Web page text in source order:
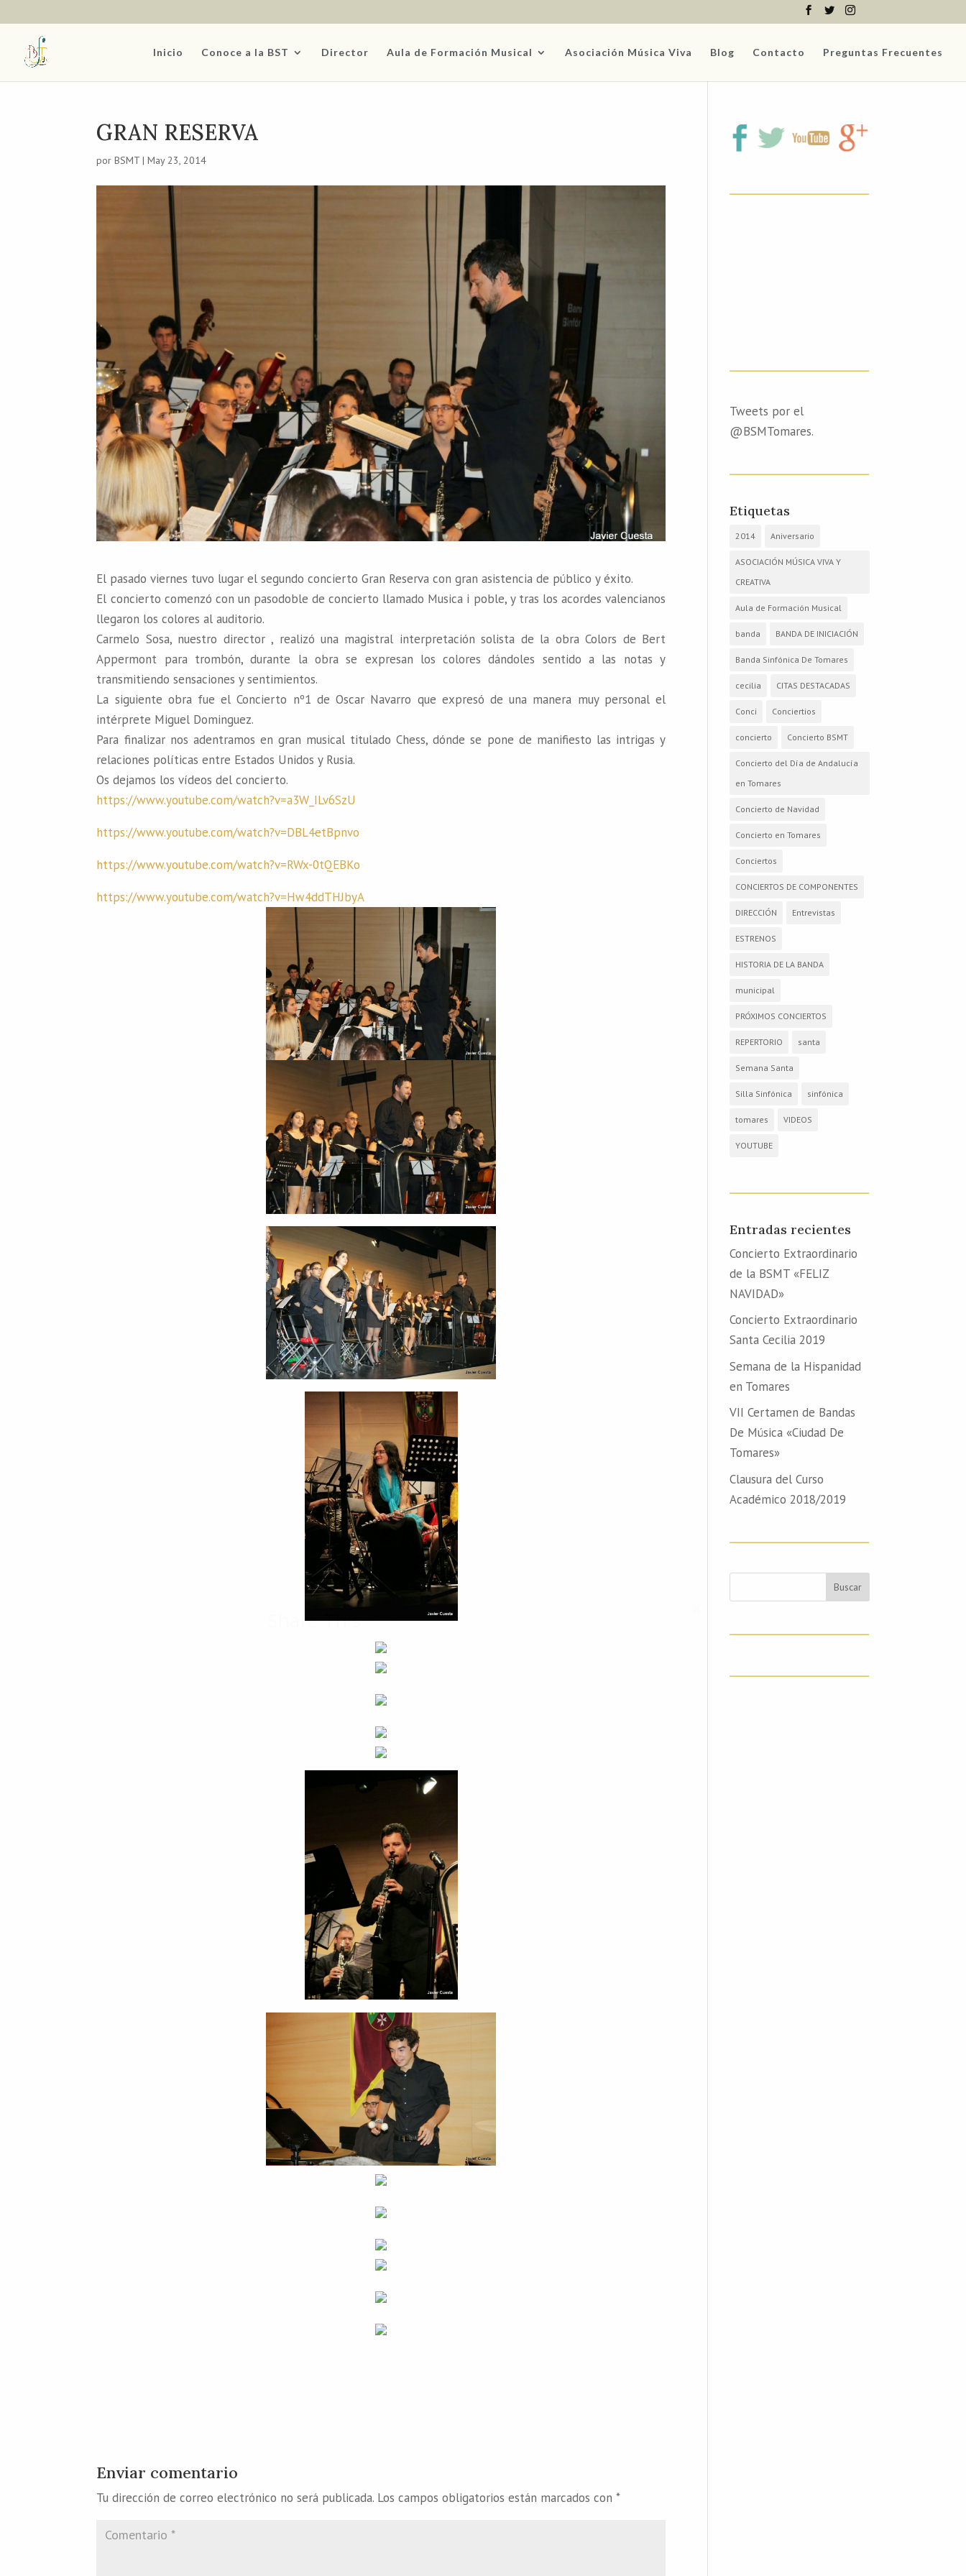
Inicio Conoce a la BST Director Aula de Formación Musical Asociación Música Viva Blog Contacto Preguntas Frecuentes
GRAN RESERVA
porBSMT |May 23, 2014
El pasado viernes tuvo lugar el segundo concierto Gran Reserva con gran asistencia de público y éxito.
El concierto comenzó con un pasodoble de concierto llamado Musica i poble, y tras los acordes valencianos
llegaron los colores al auditorio.
Carmelo Sosa, nuestro director , realizó una magistral interpretación solista de la obra Colors de Bert
Appermont para trombón, durante la obra se expresan los colores dándoles sentido a las notas y
transmitiendo sensaciones y sentimientos.
La siguiente obra fue el Concierto nº1 de Oscar Navarro que expresó de una manera muy personal el
intérprete Miguel Dominguez.
Para finalizar nos adentramos en gran musical titulado Chess, dónde se pone de manifiesto las intrigas y
relaciones políticas entre Estados Unidos y Rusia.
Os dejamos los vídeos del concierto.
https://www.youtube.com/watch?v=a3W_ILv6SzU
https://www.youtube.com/watch?v=DBL4etBpnvo
https://www.youtube.com/watch?v=RWx-0tQEBKo
https://www.youtube.com/watch?v=Hw4ddTHJbyA
Enviar comentario
Tu dirección de correo electrónico no será publicada. Los campos obligatorios están marcados con*
Tweets por el
@BSMTomares.
Etiquetas
2014 Aniversario
ASOCIACIÓN MÚSICA VIVA Y
CREATIVA
Aula de Formación Musical
banda BANDA DE INICIACIÓN
Banda Sinfónica De Tomares
cecilia CITAS DESTACADAS
Conci Conciertios
concierto Concierto BSMT
Concierto del Día de Andalucía
en Tomares
Concierto de Navidad
Concierto en Tomares
Conciertos
CONCIERTOS DE COMPONENTES
DIRECCIÓN Entrevistas
ESTRENOS
HISTORIA DE LA BANDA
municipal
PRÓXIMOS CONCIERTOS
REPERTORIO santa
Semana Santa
Silla Sinfónica sinfónica
tomares VIDEOS
YOUTUBE
Entradas recientes
Concierto Extraordinario
de la BSMT «FELIZ
NAVIDAD»
Concierto Extraordinario
Santa Cecilia 2019
Semana de la Hispanidad
en Tomares
VII Certamen de Bandas
De Música «Ciudad De
Tomares»
Clausura del Curso
Académico 2018/2019
Share This
Share this post with your friends!